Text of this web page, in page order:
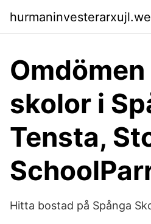
Omdömen
skolor i
Tensta,
Hitta bostad på Spånga